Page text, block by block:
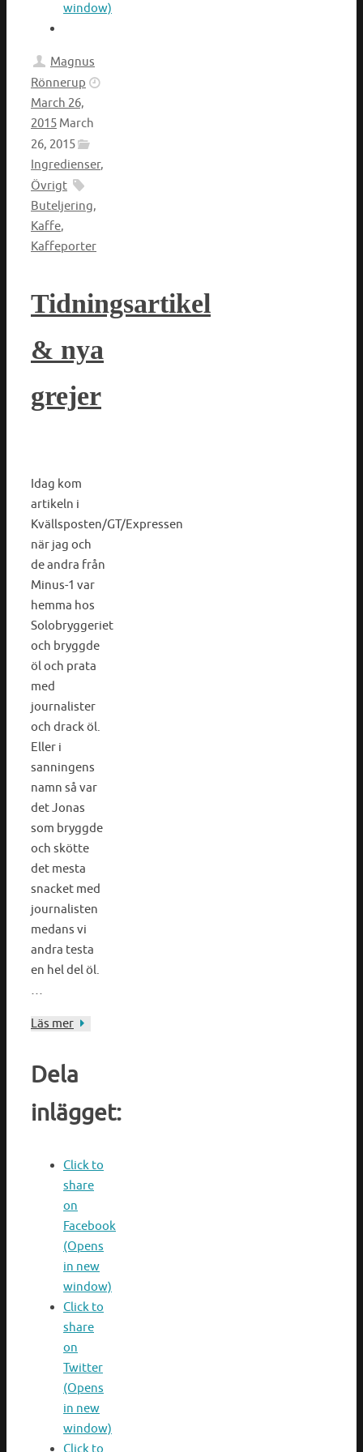
window)
Magnus
Rönnerup
March 26,
2015 March
26, 2015
Ingredienser,
Övrigt
Buteljering,
Kaffe,
Kaffeporter
Tidningsartikel
& nya
grejer
Idag kom
artikeln i
Kvällsposten/GT/Expressen
när jag och
de andra från
Minus-1 var
hemma hos
Solobryggeriet
och bryggde
öl och prata
med
journalister
och drack öl.
Eller i
sanningens
namn så var
det Jonas
som bryggde
och skötte
det mesta
snacket med
journalisten
medans vi
andra testa
en hel del öl.
…
Läs mer
Dela
inlägget:
Click to
share
on
Facebook
(Opens
in new
window)
Click to
share
on
Twitter
(Opens
in new
window)